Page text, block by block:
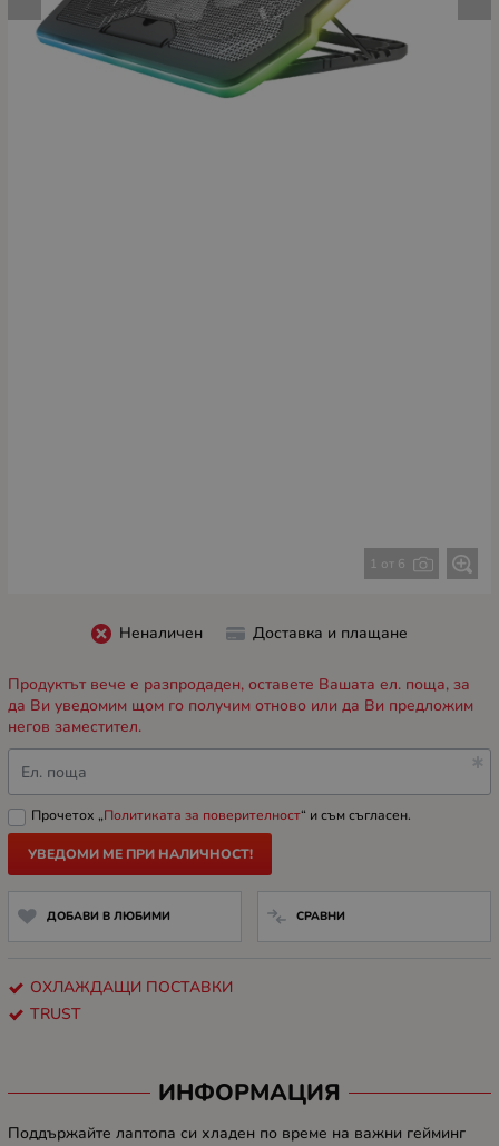
1 от 6
Неналичен Доставка и плащане
Продуктът вече е разпродаден, оставете Вашата ел. поща, за
да Ви уведомим щом го получим отново или да Ви предложим
негов заместител.
Ел. поща
Прочетох „Политиката за поверителност“ и съм съгласен.
УВЕДОМИ МЕ ПРИ НАЛИЧНОСТ!
ДОБАВИ В ЛЮБИМИ СРАВНИ
ОХЛАЖДАЩИ ПОСТАВКИ
TRUST
ИНФОРМАЦИЯ
Поддържайте лаптопа си хладен по време на важни гейминг